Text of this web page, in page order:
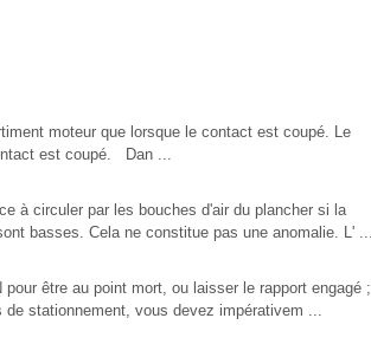
moteur que lorsque le contact est coupé. Le
est coupé. Dan ...
à circuler par les bouches d'air du plancher si la
basses. Cela ne constitue pas une anomalie. L' ...
être au point mort, ou laisser le rapport engagé ;
stationnement, vous devez impérativem ...